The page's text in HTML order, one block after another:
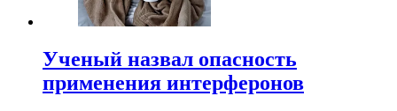
Ученый назвал опасность
применения интерферонов